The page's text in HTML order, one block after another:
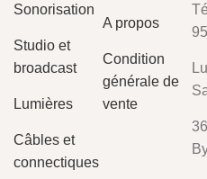
Sonorisation
Studio et
broadcast
Lumières
Câbles et
connectiques
A propos
Condition
générale de
vente